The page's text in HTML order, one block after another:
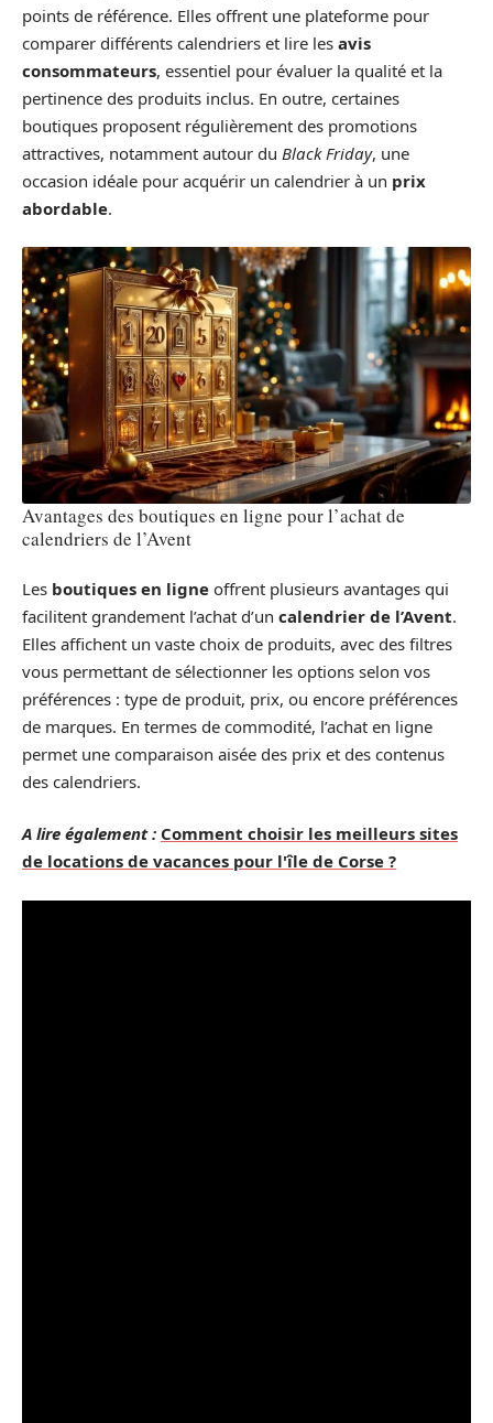
points de référence. Elles offrent une plateforme pour
comparer différents calendriers et lire les avis
consommateurs, essentiel pour évaluer la qualité et la
pertinence des produits inclus. En outre, certaines
boutiques proposent régulièrement des promotions
attractives, notamment autour du Black Friday, une
occasion idéale pour acquérir un calendrier à un prix
abordable.
Avantages des boutiques en ligne pour l’achat de
calendriers de l’Avent
Les boutiques en ligne offrent plusieurs avantages qui
facilitent grandement l’achat d’un calendrier de l’Avent.
Elles affichent un vaste choix de produits, avec des filtres
vous permettant de sélectionner les options selon vos
préférences : type de produit, prix, ou encore préférences
de marques. En termes de commodité, l’achat en ligne
permet une comparaison aisée des prix et des contenus
des calendriers.
A lire également : Comment choisir les meilleurs sites
de locations de vacances pour l'île de Corse ?